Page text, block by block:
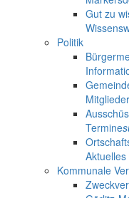
Gut zu
Politik
Termine
Kommunale